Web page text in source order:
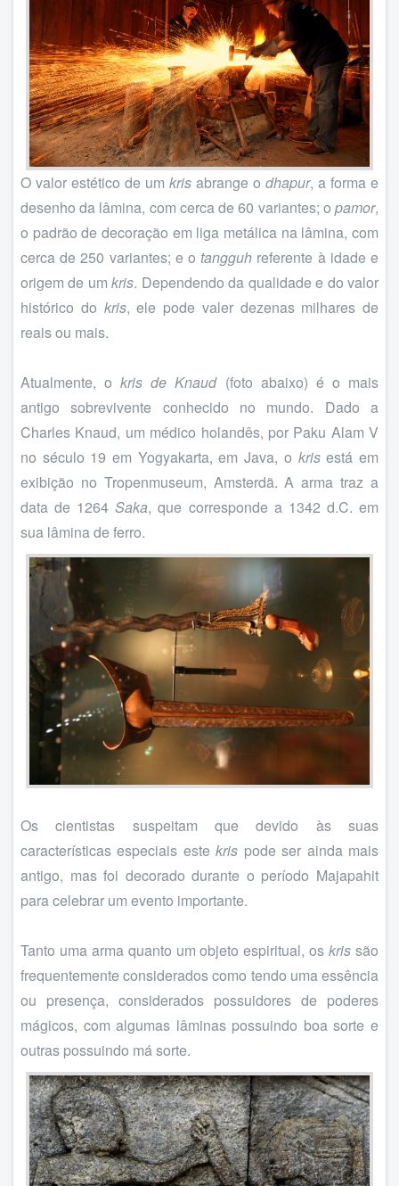
O valor estético de um kris abrange o dhapur, a forma e
desenho da lâmina, com cerca de 60 variantes; o pamor,
o padrão de decoração em liga metálica na lâmina, com
cerca de 250 variantes; e o tangguh referente à idade e
origem de umkris. Dependendo da qualidade e do valor
histórico do kris, ele pode valer dezenas milhares de
reais ou mais.
Atualmente, okris de Knaud(foto abaixo) é o mais
antigo sobrevivente conhecido no mundo. Dado a
Charles Knaud, um médico holandês, por Paku Alam V
no século 19 em Yogyakarta, em Java, o krisestá em
exibição no Tropenmuseum, Amsterdã. A arma traz a
data de 1264Saka, que corresponde a 1342 d.C. em
sua lâmina de ferro.
Os cientistas suspeitam que devido às suas
características especiais estekris pode ser ainda mais
antigo, mas foi decorado durante o período Majapahit
para celebrar um evento importante.
Tanto uma arma quanto um objeto espiritual, oskris são
frequentemente considerados como tendo uma essência
ou presença, considerados possuidores de poderes
mágicos, com algumas lâminas possuindo boa sorte e
outras possuindo má sorte.